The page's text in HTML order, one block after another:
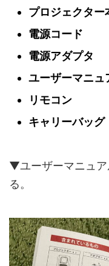
プロジェクター
電源コード
電源アダプタ
ユーザーマニュ
リモコン
キャリーバッグ
▼ユーザーマニュア
る。